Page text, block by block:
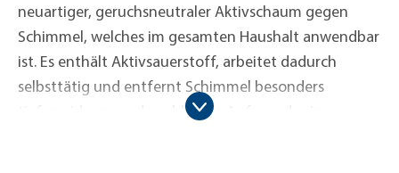
neuartiger, geruchsneutraler Aktivschaum gegen
Schimmel, welches im gesamten Haushalt anwendbar
ist. Es enthält Aktivsauerstoff, arbeitet dadurch
selbsttätig und entfernt Schimmel besonders
tiefenwirksam und nachhaltig. Aufgrund seiner